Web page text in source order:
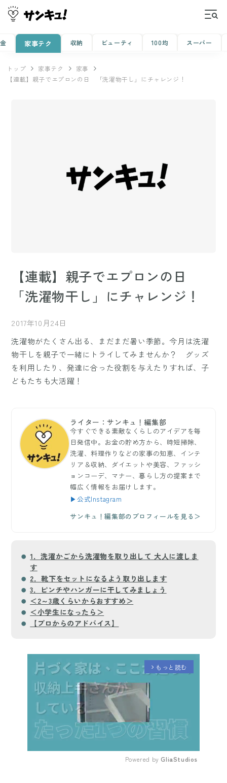
家事テク 収納 ビューティ 100均 スーパー
トップ 家事テク
家事
【連載】親子でエプロンの日 「洗濯物干し」にチャレンジ！
【連載】親子でエプロンの日
「洗濯物干し」にチャレンジ！
2017年10月24日
洗濯物がたくさん出る、まだまだ暑い季節。今月は洗濯
物干しを親子で一緒にトライしてみませんか？ グッズ
を利用したり、発達に合った役割を与えたりすれば、子
どもたちも大活躍！
ライター：サンキュ！編集部
今すぐできる素敵なくらしのアイデアを毎
日発信中。お金の貯め方から、時短掃除、
洗濯、料理作りなどの家事の知恵、インテ
リア＆収納、ダイエットや美容、ファッシ
ョンコーデ、マナー、暮らし方の提案まで
幅広く情報をお届けします。
▶公式Instagram
サンキュ！編集部のプロフィールを見る＞
1．洗濯かごから洗濯物を取り出して 大人に渡しま
す
2．靴下をセットになるよう取り出します
3．ピンチやハンガーに干してみましょう
＜2～3歳くらいからおすすめ＞
＜小学生になったら＞
【プロからのアドバイス】
arrow_forward_ios もっと読む
Powered by GliaStudios